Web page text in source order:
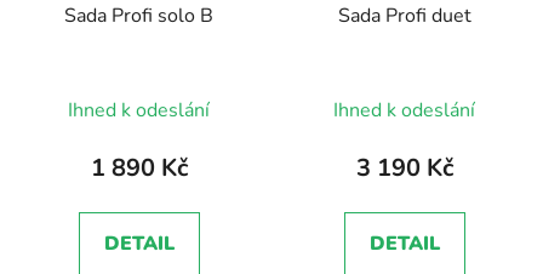
Sada Profi solo B
hodnocení
produktu
5,0
z
Ihned k odeslání
1 890 Kč
DETAIL
Sada Profi duet
Ihned k odeslání
3 190 Kč
DETAIL